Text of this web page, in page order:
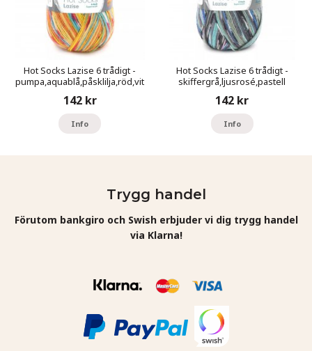
Hot Socks Lazise 6 trådigt -
pumpa,aquablå,påsklilja,röd,vit
142 kr
Info
Hot Socks Lazise 6 trådigt -
skiffergrå,ljusrosé,pastell
142 kr
Info
Trygg handel
Förutom bankgiro och Swish erbjuder vi dig trygg handel
via Klarna!